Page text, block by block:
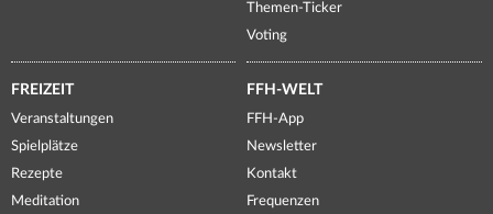
Themen-Ticker
Voting
FREIZEIT
Veranstaltungen
Spielplätze
Rezepte
Meditation
FFH-WELT
FFH-App
Newsletter
Kontakt
Frequenzen